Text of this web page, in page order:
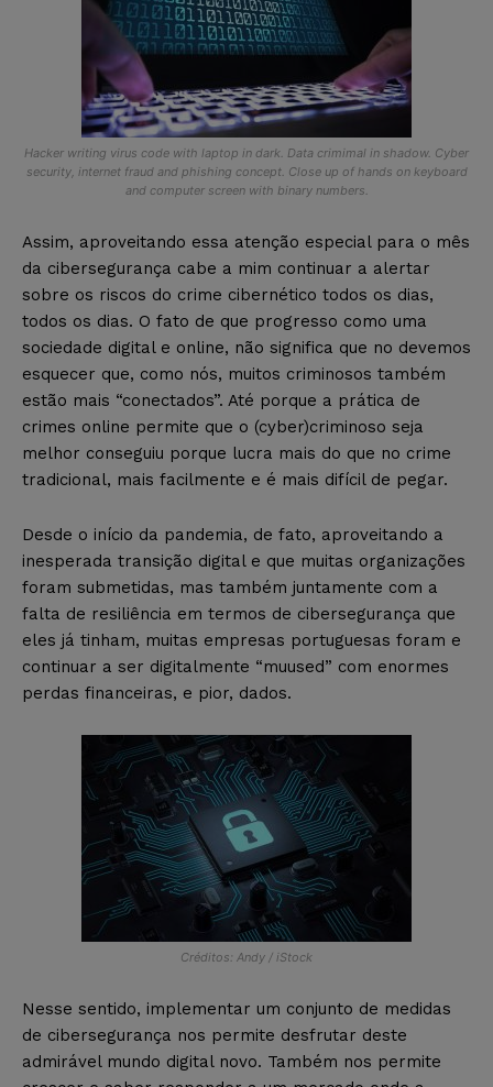
Hacker writing virus code with laptop in dark. Data crimimal in shadow. Cyber
security, internet fraud and phishing concept. Close up of hands on keyboard
and computer screen with binary numbers.
Assim, aproveitando essa atenção especial para o mês
da cibersegurança cabe a mim continuar a alertar
sobre os riscos do crime cibernético todos os dias,
todos os dias. O fato de que progresso como uma
sociedade digital e online, não significa que no devemos
esquecer que, como nós, muitos criminosos também
estão mais “conectados”. Até porque a prática de
crimes online permite que o (cyber)criminoso seja
melhor conseguiu porque lucra mais do que no crime
tradicional, mais facilmente e é mais difícil de pegar.
Desde o início da pandemia, de fato, aproveitando a
inesperada transição digital e que muitas organizações
foram submetidas, mas também juntamente com a
falta de resiliência em termos de cibersegurança que
eles já tinham, muitas empresas portuguesas foram e
continuar a ser digitalmente “muused” com enormes
perdas financeiras, e pior, dados.
Créditos: Andy / iStock
Nesse sentido, implementar um conjunto de medidas
de cibersegurança nos permite desfrutar deste
admirável mundo digital novo. Também nos permite